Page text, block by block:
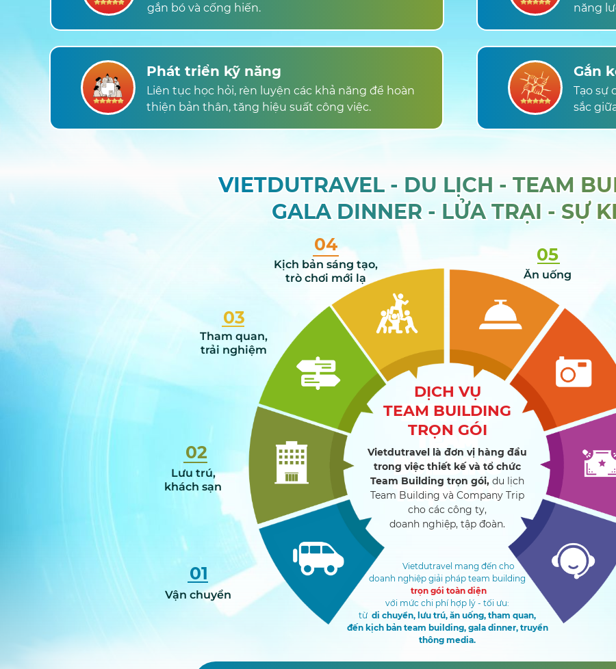
gắn bó và cống hiến.
năng
Phát triển kỹ năng
Liên tục học hỏi, rèn luyện các khả năng để hoàn
thiện bản thân, tăng hiệu suất công việc.
Gắn
Tạo sự
sắc
VIETDUTRAVEL - DU LỊCH - TEAM
GALA DINNER - LỬA TRẠI - SỰ
VIETDUTRAVEL - DU LỊCH - TEAM
GALA DINNER - LỬA TRẠI - SỰ
01
Vận chuyển
02
Lưu trú,
khách sạn
03
Tham quan,
trải nghiệm
04
Kịch bản sáng tạo,
trò chơi mới lạ
05
Ăn uống
DỊCH VỤ
TEAM
BUILDING
TRỌN GÓI
DỊCH VỤ
TEAM BUILDING
TRỌN GÓI
Vietdutravel là đơn vị hàng đầu
trong việc thiết kế và tổ chức
Team Building trọn gói,du lịch
Team Building và Company Trip
cho các công ty,
doanh nghiệp, tập đoàn.
Vietdutravel mang đến cho
doanh nghiệp giải pháp team building
trọn gói toàn diện
với mức chi phí hợp lý - tối ưu:
từdi chuyển, lưu trú, ăn uống, tham quan,
đến kịch bản team building, gala dinner, truyền
thông media.